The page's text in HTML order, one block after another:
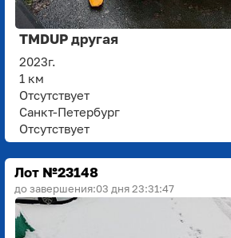
TMDUP другая
2023г.
1 км
Отсутствует
Санкт-Петербург
Отсутствует
Лот №23148
до завершения:03 дня 23:31:45